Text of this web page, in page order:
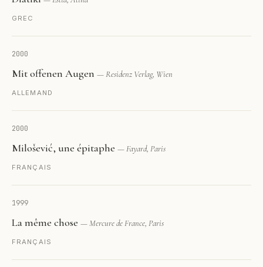
GREC
2000
Mit offenen Augen — Residenz Verlag, Wien
ALLEMAND
2000
Milošević, une épitaphe — Fayard, Paris
FRANÇAIS
1999
La même chose — Mercure de France, Paris
FRANÇAIS